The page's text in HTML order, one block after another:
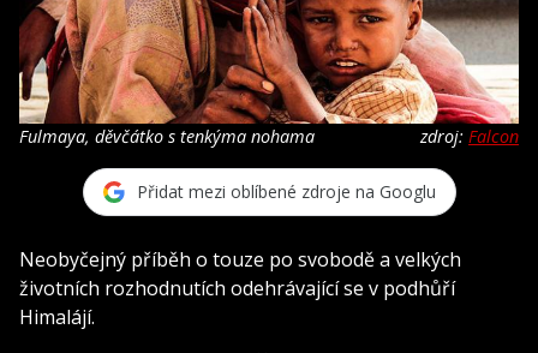
Fulmaya, děvčátko s tenkýma nohama zdroj: Falcon
Přidat mezi oblíbené zdroje na Googlu
Neobyčejný příběh o touze po svobodě a velkých
životních rozhodnutích odehrávající se v podhůří
Himalájí.